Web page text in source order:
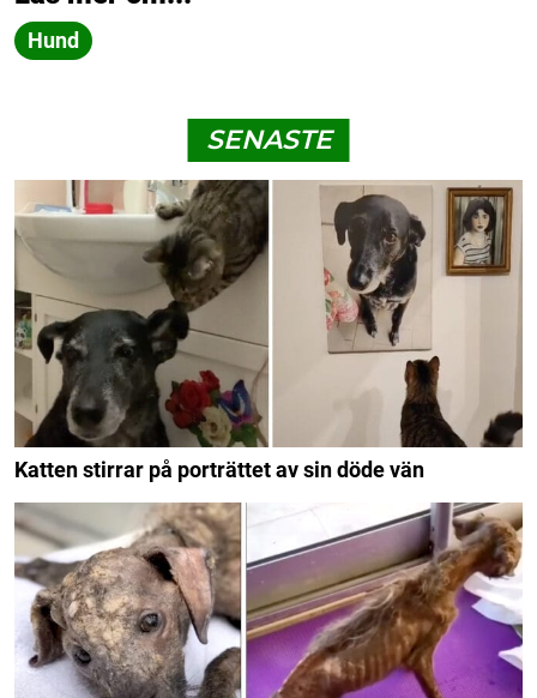
Hund
SENASTE
Katten stirrar på porträttet av sin döde vän